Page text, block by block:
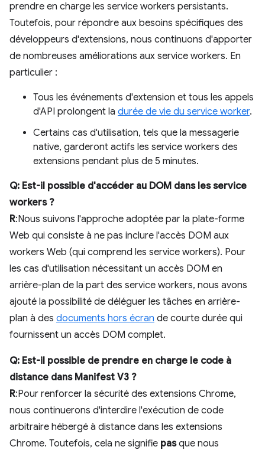
prendre en charge les service workers persistants.
Toutefois, pour répondre aux besoins spécifiques des
développeurs d'extensions, nous continuons d'apporter
de nombreuses améliorations aux service workers. En
particulier :
Tous les événements d'extension et tous les appels
d'API prolongent la durée de vie du service worker.
Certains cas d'utilisation, tels que la messagerie
native, garderont actifs les service workers des
extensions pendant plus de 5 minutes.
Q: Est-il possible d'accéder au DOM dans les service
workers ?
R:Nous suivons l'approche adoptée par la plate-forme
Web qui consiste à ne pas inclure l'accès DOM aux
workers Web (qui comprend les service workers). Pour
les cas d'utilisation nécessitant un accès DOM en
arrière-plan de la part des service workers, nous avons
ajouté la possibilité de déléguer les tâches en arrière-
plan à des documents hors écran de courte durée qui
fournissent un accès DOM complet.
Q: Est-il possible de prendre en charge le code à
distance dans Manifest V3 ?
R:Pour renforcer la sécurité des extensions Chrome,
nous continuerons d'interdire l'exécution de code
arbitraire hébergé à distance dans les extensions
Chrome. Toutefois, cela ne signifie pasque nous